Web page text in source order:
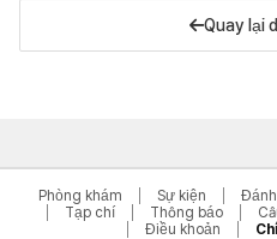
Quay lại
Phòng khám Sự kiện
Tạp chí
Thông báo
Điều khoản